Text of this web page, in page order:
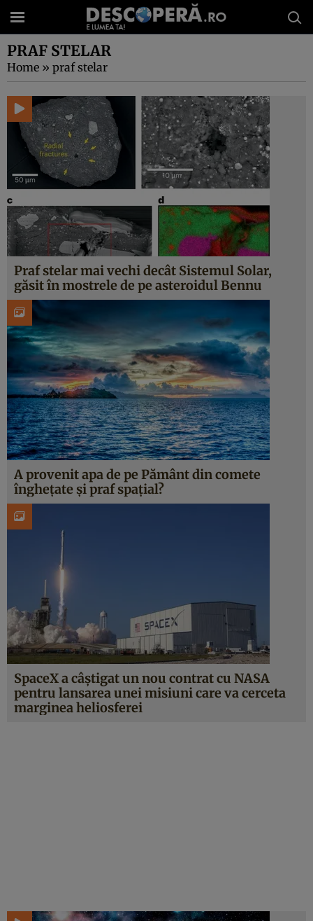
PRAF STELAR
Home » praf stelar
Praf stelar mai vechi decât Sistemul Solar,
găsit în mostrele de pe asteroidul Bennu
A provenit apa de pe Pământ din comete
înghețate și praf spațial?
SpaceX a câștigat un nou contrat cu NASA
pentru lansarea unei misiuni care va cerceta
marginea heliosferei